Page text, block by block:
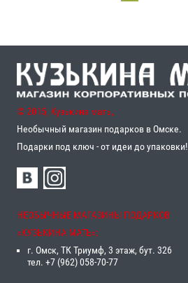
© 2015, Кузькина мать,
Необычный магазин подарков в Омске.
Подарки под ключ - от идеи до упаковки!
НЕОБЫЧНЫЕ МАГАЗИНЫ ПОДАРКОВ
«‎КУЗЬКИНА МАТЬ»‎:
г. Омск, ТК Триумф, 3 этаж, бут. 326
тел. +7 (962) 058-70-77